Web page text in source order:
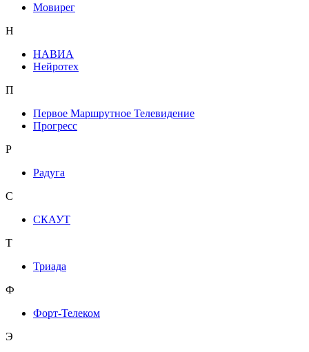
Мовирег
Н
НАВИА
Нейротех
П
Первое Маршрутное Телевидение
Прогресс
Р
Радуга
С
СКАУТ
Т
Триада
Ф
Форт-Телеком
Э